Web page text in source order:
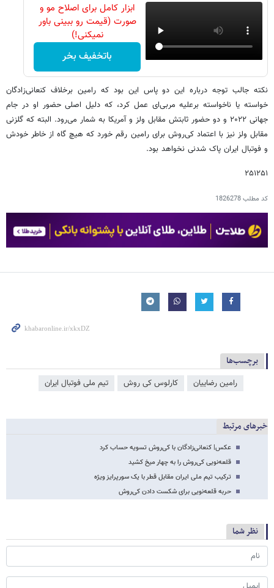
ابزار کامل برای اصلاح مو و
صورت (قیمت رو ببینی باور
نمیکنی!)
باتخفیف بخر
نکته جالب توجه درباره این دو پاس این بود که رامین برخلاف کنعانی‌زادگان
خواسته یا ناخواسته برعلیه مربی‌ای عمل کرد، که دلیل اصلی حضور او در جام
جهانی ۲۰۲۲ و دو حضور ثابتش مقابل ولز و آمریکا به شمار می‌رود. البته که گلزنی
مقابل ولز نیز با اعتماد کی‌روش برای رامین رقم خورد که هیچ گاه از خاطر خودش
و فوتبال ایران پاک شدنی نخواهد بود.
۲۵۱۲۵۱
کد مطلب1826278
برچسب‌ها
رامین رضاییان کارلوس کی روش تیم ملی فوتبال ایران
خبرهای مرتبط
عکس| کنعانی‌زادگان با کی‌روش تسویه حساب کرد
قلعه‌نویی کی‌روش را به چهار میخ کشید
ترکیب تیم ملی ایران مقابل قطر با یک سورپرایز ویژه
حربه قلعه‌نویی برای شکست دادن کی‌روش
نظر شما